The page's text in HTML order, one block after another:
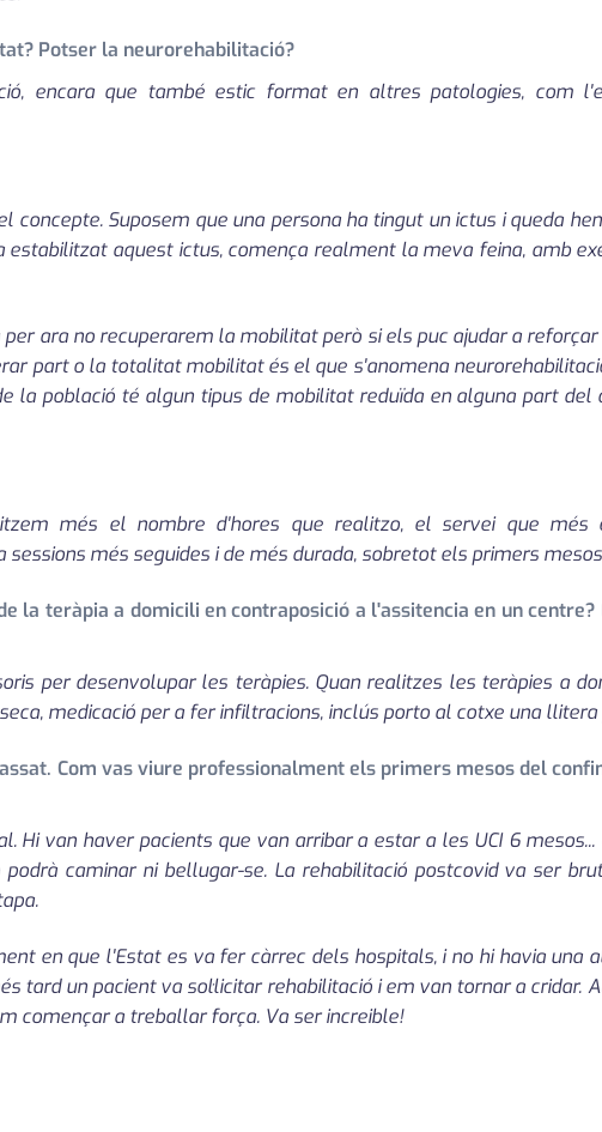
Potser la neurorehabilitació?
encara que també estic format en altres patologies, com
Suposem que una persona ha tingut un ictus i queda
aquest ictus, comença realment la meva feina, amb
ara no recuperarem la mobilitat però si els puc ajudar a
part o la totalitat mobilitat és el que s'anomena
la població té algun tipus de mobilitat reduïda en alguna part del
més el nombre d'hores que realitzo, el servei que més
més seguides i de més durada, sobretot els primers
la teràpia a domicili en contraposició a l'assitencia en un
per desenvolupar les teràpies. Quan realitzes les teràpies a
medicació per a fer infiltracions, inclús porto al cotxe una
Com vas viure professionalment els primers mesos del
Hi van haver pacients que van arribar a estar a les UCI 6
caminar ni bellugar-se. La rehabilitació postcovid va ser
en que l'Estat es va fer càrrec dels hospitals, i no hi havia una
tard un pacient va sol·licitar rehabilitació i em van tornar a cridar.
començar a treballar força. Va ser increible!